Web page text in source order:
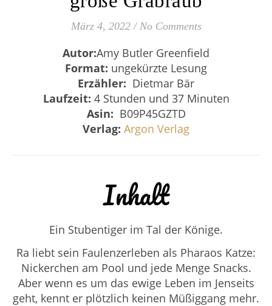
März 4, 2022 / No Comments
Autor:Amy Butler Greenfield
Format: ungekürzte Lesung
Erzähler: Dietmar Bär
Laufzeit: 4 Stunden und 37 Minuten
Asin: B09P45GZTD
Verlag: Argon Verlag
Inhalt
Ein Stubentiger im Tal der Könige.
Ra liebt sein Faulenzerleben als Pharaos Katze:
Nickerchen am Pool und jede Menge Snacks.
Aber wenn es um das ewige Leben im Jenseits
geht, kennt er plötzlich keinen Müßiggang mehr.